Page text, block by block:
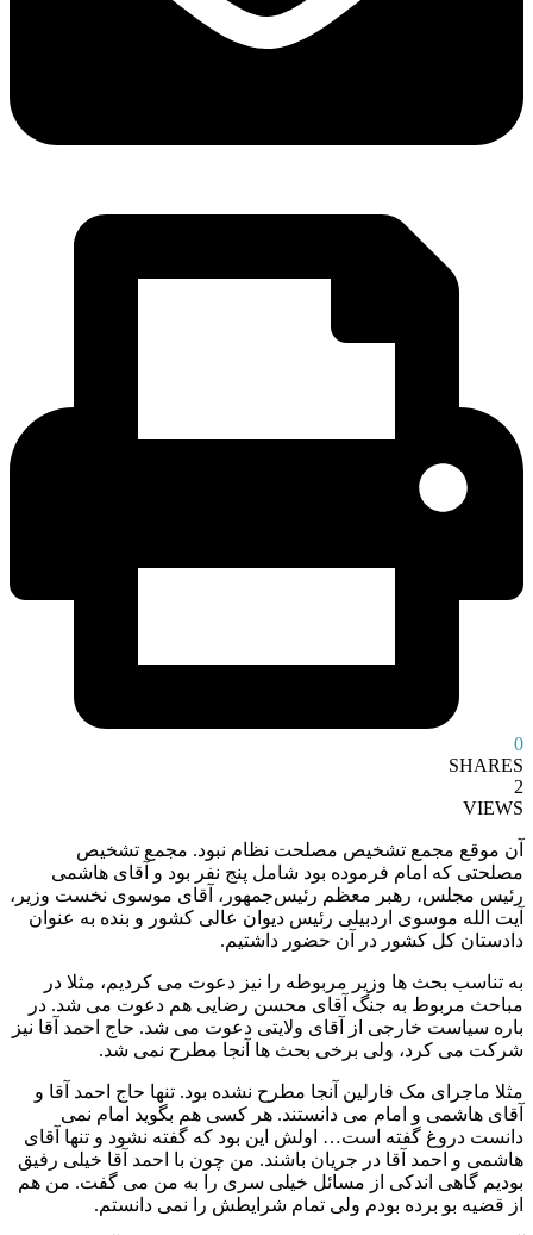
0
SHARES
2
VIEWS
آن موقع مجمع تشخیص مصلحت نظام نبود. مجمع تشخیص
مصلحتی که امام فرموده بود شامل پنج نفر بود و آقای هاشمی
رئیس مجلس، رهبر معظم رئیس‌جمهور، آقای موسوی نخست‌ وزیر،
آیت‌ الله موسوی اردبیلی رئیس دیوان عالی کشور و بنده به‌ عنوان
دادستان کل کشور در آن حضور داشتیم.
به تناسب بحث‌ ها وزیر مربوطه را نیز دعوت می‌ کردیم، مثلا در
مباحث مربوط به جنگ آقای محسن رضایی هم دعوت می‌ شد. در
باره سیاست خارجی از آقای ولایتی دعوت می‌ شد. حاج احمد آقا نیز
شرکت می‌ کرد، ولی برخی بحث‌ ها آنجا مطرح نمی‌ شد.
مثلا ماجرای مک فارلین آنجا مطرح نشده بود. تنها حاج احمد آقا و
آقای هاشمی و امام می‌ دانستند. هر کسی هم بگوید امام نمی‌
دانست دروغ گفته است… اولش این بود که گفته نشود و تنها آقای
هاشمی و احمد آقا در جریان باشند. من چون با احمد آقا خیلی رفیق
بودیم گاهی اندکی از مسائل خیلی سری را به من می‌ گفت. من هم
از قضیه بو برده بودم ولی تمام شرایطش را نمی‌ دانستم.